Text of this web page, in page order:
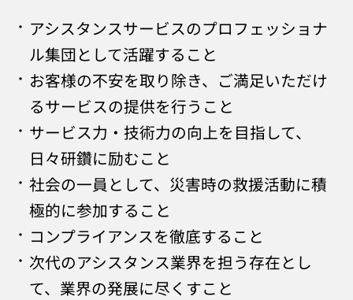
アシスタンスサービスのプロフェッショナ
ル集団として活躍すること
お客様の不安を取り除き、ご満足いただけ
るサービスの提供を行うこと
サービス力・技術力の向上を目指して、
日々研鑽に励むこと
社会の一員として、災害時の救援活動に積
極的に参加すること
コンプライアンスを徹底すること
次代のアシスタンス業界を担う存在とし
て、業界の発展に尽くすこと